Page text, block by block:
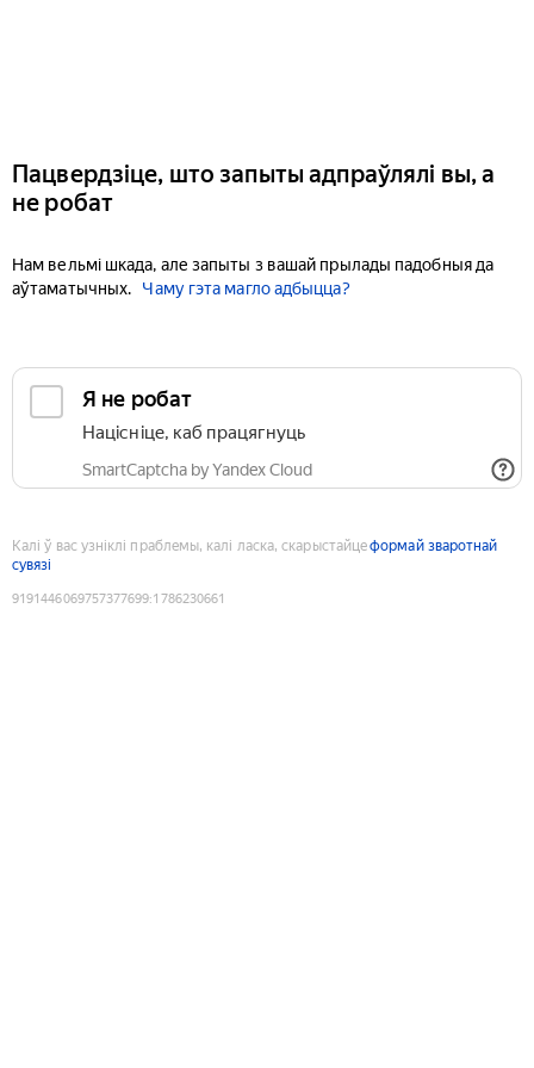
Пацвердзіце, што запыты адпраўлялі вы, а
не робат
Нам вельмі шкада, але запыты з вашай прылады падобныя да
аўтаматычных.
Чаму гэта магло адбыцца?
Я не робат
Націсніце, каб працягнуць
SmartCaptcha by Yandex Cloud
Калі ў вас узніклі праблемы, калі ласка, скарыстайцеформай зваротнай
сувязі
9191446069757377699:1786230661